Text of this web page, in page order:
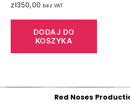
zł350,00 bez VAT
DODAJ DO
KOSZYKA
Red Noses